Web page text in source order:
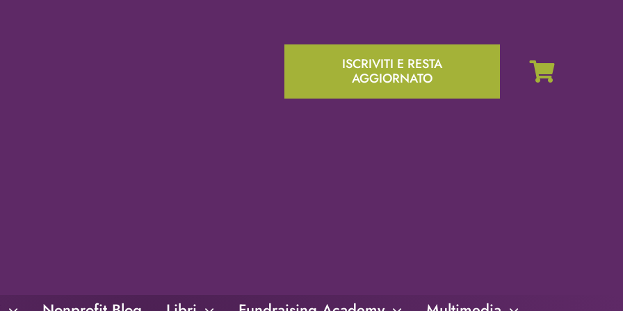
ISCRIVITI E RESTA
AGGIORNATO